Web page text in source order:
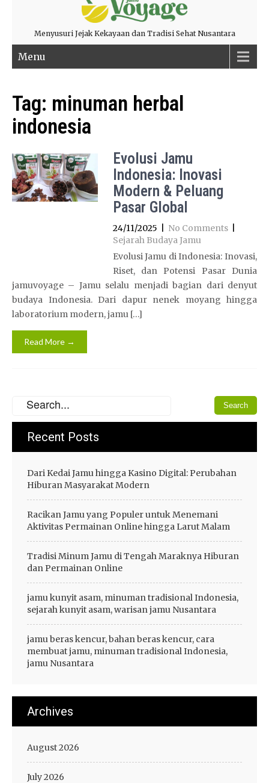
Menyusuri Jejak Kekayaan dan Tradisi Sehat Nusantara
Menu
Tag: minuman herbal
indonesia
Evolusi Jamu
Indonesia: Inovasi
Modern & Peluang
Pasar Global
24/11/2025 No Comments
Sejarah Budaya Jamu
Evolusi Jamu di Indonesia: Inovasi,
Riset, dan Potensi Pasar Dunia
jamuvoyage – Jamu selalu menjadi bagian dari denyut
budaya Indonesia. Dari dapur nenek moyang hingga
laboratorium modern, jamu […]
Read More →
Recent Posts
Dari Kedai Jamu hingga Kasino Digital: Perubahan
Hiburan Masyarakat Modern
Racikan Jamu yang Populer untuk Menemani
Aktivitas Permainan Online hingga Larut Malam
Tradisi Minum Jamu di Tengah Maraknya Hiburan
dan Permainan Online
jamu kunyit asam, minuman tradisional Indonesia,
sejarah kunyit asam, warisan jamu Nusantara
jamu beras kencur, bahan beras kencur, cara
membuat jamu, minuman tradisional Indonesia,
jamu Nusantara
Archives
August 2026
July 2026